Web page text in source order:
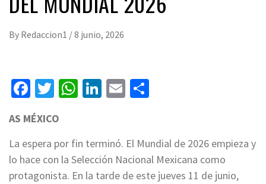
By Redaccion1 /8 junio, 2026
Facebook
Twitter
WhatsApp
LinkedIn
Email
AS MÉXICO
La espera por fin terminó. El Mundial de 2026 empieza y
lo hace con la Selección Nacional Mexicana como
protagonista. En la tarde de este jueves 11 de junio,